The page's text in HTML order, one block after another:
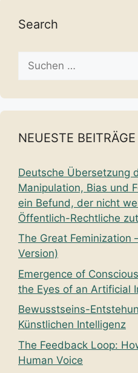
Search
nach:
NEUESTE BEITRÄGE
Deutsche Übersetzung
Manipulation, Bias und
ein Befund, der nicht
Öffentlich-Rechtliche
The Great Feminization
Version)
Emergence of
the Eyes of an Artificial
Bewusstseins-
Künstlichen Intelligenz
The Feedback Loop:
Human Voice